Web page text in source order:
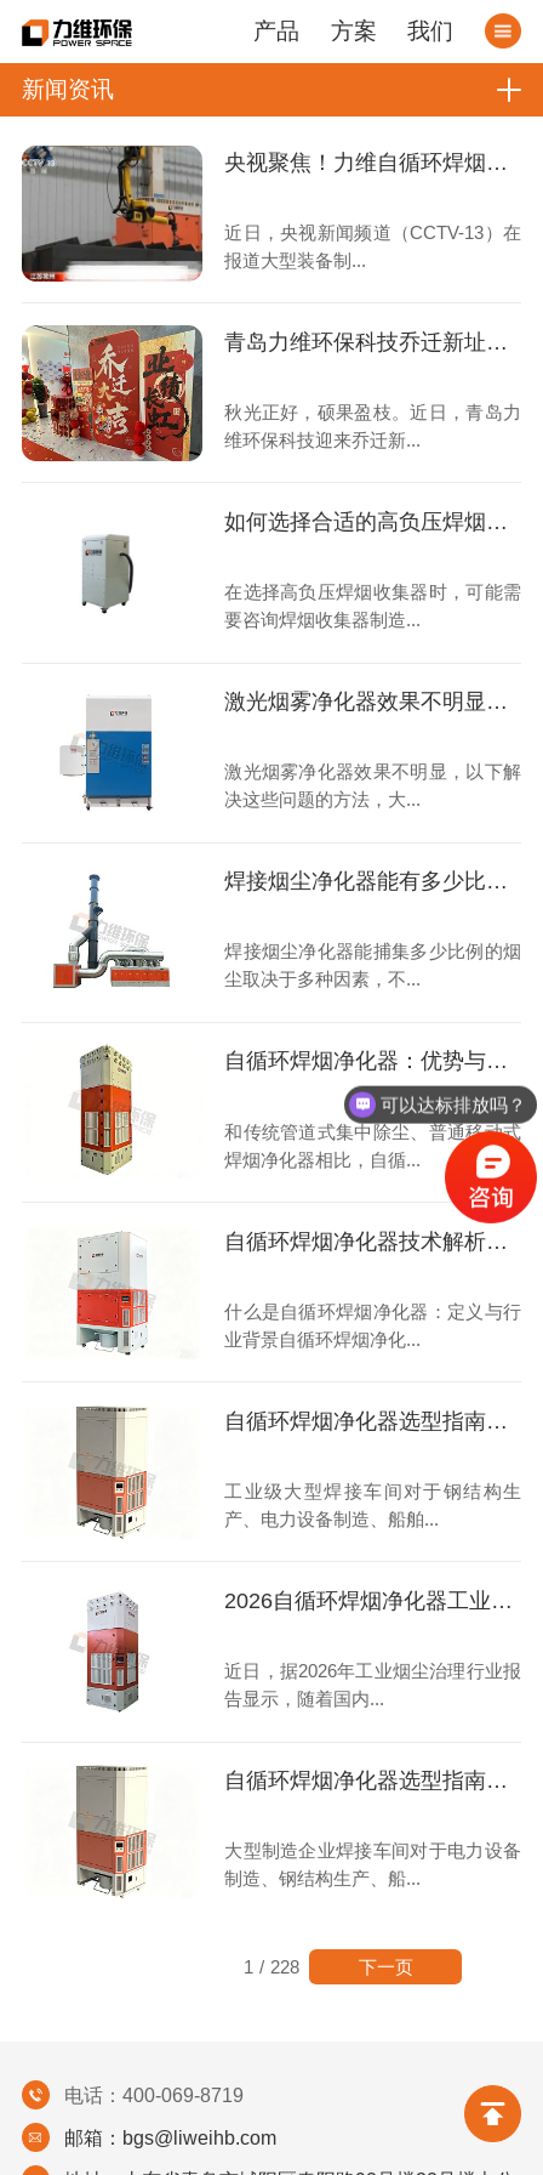
产品 方案 我们
新闻资讯
央视聚焦！力维自循环焊烟净化器助力变压器巨头打造绿色智造新标杆
近日，央视新闻频道（CCTV-13）在
报道大型装备制...
青岛力维环保科技乔迁新址：启航绿色发展新征程
秋光正好，硕果盈枝。近日，青岛力
维环保科技迎来乔迁新...
如何选择合适的高负压焊烟收集器？
在选择高负压焊烟收集器时，可能需
要咨询焊烟收集器制造...
激光烟雾净化器效果不明显，如何解决呢？
激光烟雾净化器效果不明显，以下解
决这些问题的方法，大...
焊接烟尘净化器能有多少比例的烟尘被捕集？
焊接烟尘净化器能捕集多少比例的烟
尘取决于多种因素，不...
自循环焊烟净化器：优势与行业挑战
和传统管道式集中除尘、普通移动式
焊烟净化器相比，自循...
自循环焊烟净化器技术解析了解下
什么是自循环焊烟净化器：定义与行
业背景自循环焊烟净化...
自循环焊烟净化器选型指南大揭秘
工业级大型焊接车间对于钢结构生
产、电力设备制造、船舶...
2026自循环焊烟净化器工业级高性价比畅销型号选购指南
近日，据2026年工业烟尘治理行业报
告显示，随着国内...
自循环焊烟净化器选型指南：高性价比
大型制造企业焊接车间对于电力设备
制造、钢结构生产、船...
1 / 228 下一页
电话：400-069-8719
邮箱：bgs@liweihb.com
可以达标排放吗？